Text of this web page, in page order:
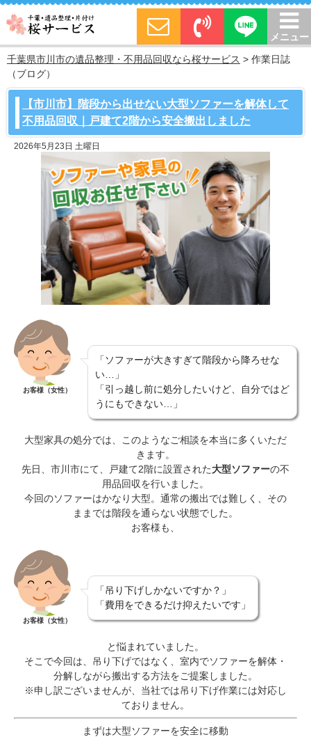
メニュー
千葉県市川市の遺品整理・不用品回収なら桜サービス > 作業日誌
（ブログ）
【市川市】階段から出せない大型ソファーを解体して
不用品回収｜戸建て2階から安全搬出しました
2026年5月23日 土曜日
お客様（女性）
「ソファーが大きすぎて階段から降ろせな
い…」
「引っ越し前に処分したいけど、自分ではど
うにもできない…」
大型家具の処分では、このようなご相談を本当に多くいただ
きます。
先日、市川市にて、戸建て2階に設置された大型ソファーの不
用品回収を行いました。
今回のソファーはかなり大型。通常の搬出では難しく、その
ままでは階段を通らない状態でした。
お客様も、
お客様（女性）
「吊り下げしかないですか？」
「費用をできるだけ抑えたいです」
と悩まれていました。
そこで今回は、吊り下げではなく、室内でソファーを解体・
分解しながら搬出する方法をご提案しました。
※申し訳ございませんが、当社では吊り下げ作業には対応し
ておりません。
まずは大型ソファーを安全に移動